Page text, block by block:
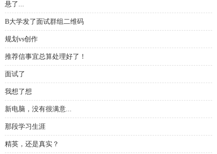
悬了...
B大学发了面试群组二维码
规划vs创作
推荐信事宜总算处理好了！
面试了
我想了想
新电脑，没有很满意...
那段学习生涯
精英，还是真实？